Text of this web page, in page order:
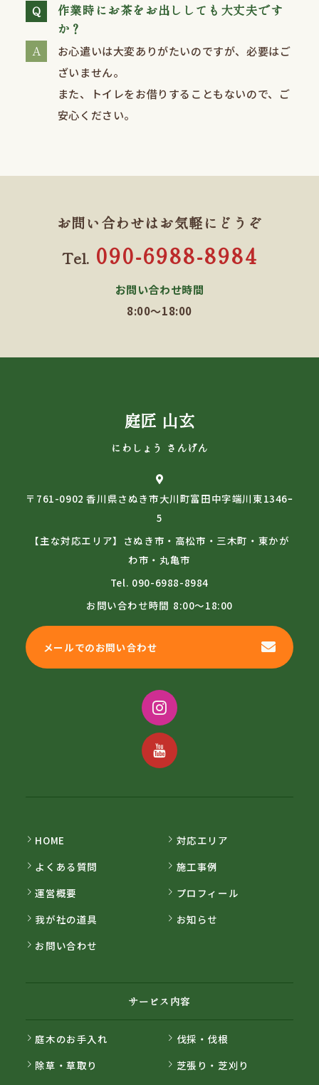
作業時にお茶をお出ししても大丈夫です
か？
お心遣いは大変ありがたいのですが、必要はご
ざいません。
また、トイレをお借りすることもないので、ご
安心ください。
お問い合わせはお気軽にどうぞ
Tel. 090-6988-8984
お問い合わせ時間
8:00～18:00
庭匠 山玄
にわしょう さんげん
〒761-0902 香川県さぬき市大川町富田中字端川東1346ｰ
5
【主な対応エリア】さぬき市・高松市・三木町・東かが
わ市・丸亀市
Tel. 090-6988-8984
お問い合わせ時間 8:00～18:00
メールでのお問い合わせ
HOME
対応エリア
よくある質問
施工事例
運営概要
プロフィール
我が社の道具
お知らせ
お問い合わせ
サービス内容
庭木のお手入れ
伐採・伐根
除草・草取り
芝張り・芝刈り